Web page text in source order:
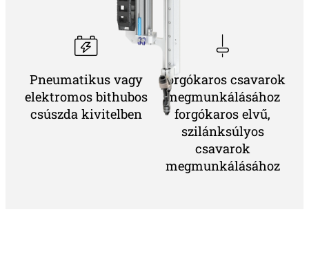
Pneumatikus vagy
elektromos bithubos
csúszda kivitelben
Forgókaros csavarok
megmunkálásához
forgókaros elvű,
szilánksúlyos
csavarok
megmunkálásához